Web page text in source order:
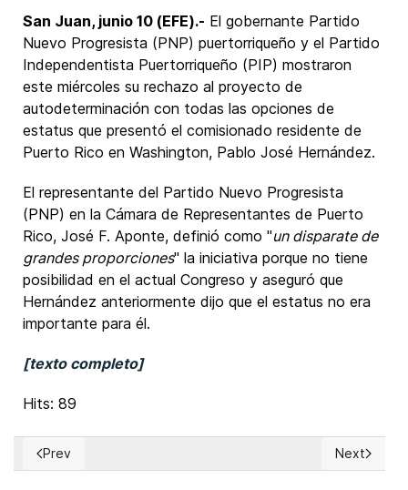
San Juan, junio 10 (EFE).- El gobernante Partido
Nuevo Progresista (PNP) puertorriqueño y el Partido
Independentista Puertorriqueño (PIP) mostraron
este miércoles su rechazo al proyecto de
autodeterminación con todas las opciones de
estatus que presentó el comisionado residente de
Puerto Rico en Washington, Pablo José Hernández.
El representante del Partido Nuevo Progresista
(PNP) en la Cámara de Representantes de Puerto
Rico, José F. Aponte, definió como "un disparate de
grandes proporciones" la iniciativa porque no tiene
posibilidad en el actual Congreso y aseguró que
Hernández anteriormente dijo que el estatus no era
importante para él.
[texto completo]
Hits: 89
Previous article: Suiza: 55% votaron en contra de iniciativa
Prev Next
Next